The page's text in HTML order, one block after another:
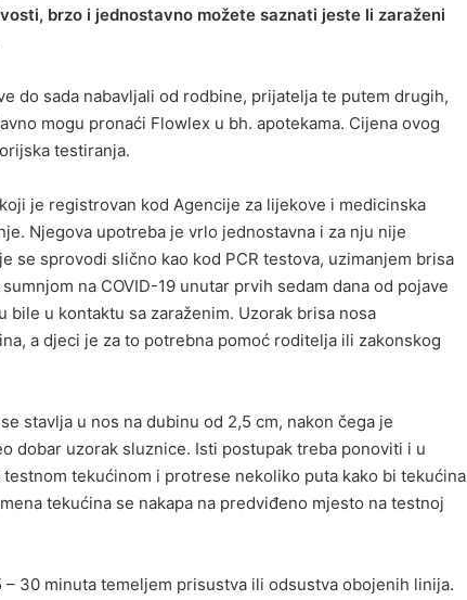
brzo i jednostavno možete saznati jeste li zaraženi
do sada nabavljali od rodbine, prijatelja te putem drugih,
mogu pronaći Flowlex u bh. apotekama. Cijena ovog
testiranja.
je registrovan kod Agencije za lijekove i medicinska
Njegova upotreba je vrlo jednostavna i za nju nije
se sprovodi slično kao kod PCR testova, uzimanjem brisa
na COVID-19 unutar prvih sedam dana od pojave
u kontaktu sa zaraženim. Uzorak brisa nosa
a djeci je za to potrebna pomoć roditelja ili zakonskog
stavlja u nos na dubinu od 2,5 cm, nakon čega je
dobar uzorak sluznice. Isti postupak treba ponoviti i u
tekućinom i protrese nekoliko puta kako bi tekućina
tekućina se nakapa na predviđeno mjesto na testnoj
30 minuta temeljem prisustva ili odsustva obojenih linija.